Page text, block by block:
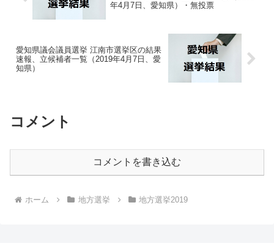
年4月7日、愛知県）・無投票
愛知県議会議員選挙 江南市選挙区の結果
速報、立候補者一覧（2019年4月7日、愛
知県）
コメント
コメントを書き込む
ホーム 地方選挙 地方選挙2019